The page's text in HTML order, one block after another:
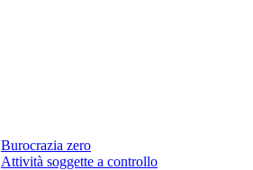
Burocrazia zero
Attività soggette a controllo